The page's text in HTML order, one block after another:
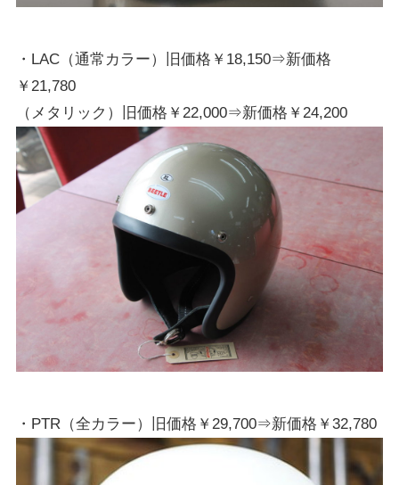
・LAC（通常カラー）旧価格￥18,150⇒新価格
￥21,780
（メタリック）旧価格￥22,000⇒新価格￥24,200
・PTR（全カラー）旧価格￥29,700⇒新価格￥32,780